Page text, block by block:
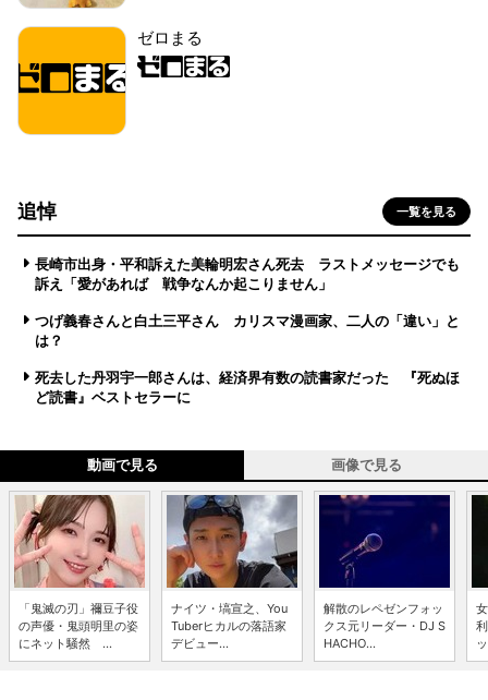
ゼロまる
追悼 一覧を見る
長崎市出身・平和訴えた美輪明宏さん死去 ラストメッセージでも
訴え「愛があれば 戦争なんか起こりません」
つげ義春さんと白土三平さん カリスマ漫画家、二人の「違い」と
は？
死去した丹羽宇一郎さんは、経済界有数の読書家だった 『死ぬほ
ど読書』ベストセラーに
動画で見る 画像で見る
「鬼滅の刃」禰豆子役
の声優・鬼頭明里の姿
にネット騒然 ...
ナイツ・塙宣之、You
Tuberヒカルの落語家
デビュー...
解散のレペゼンフォッ
クス元リーダー・DJ S
HACHO...